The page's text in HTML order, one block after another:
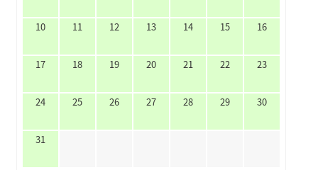
10 11 12 13 14 15 16
17 18 19 20 21 22 23
24 25 26 27 28 29 30
31